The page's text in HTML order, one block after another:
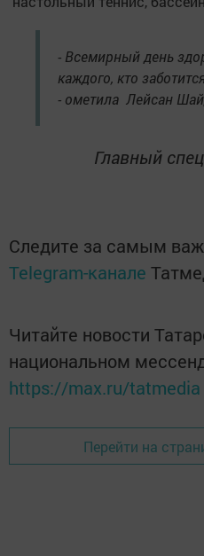
- Всемирный день
каждого, кто
- ометила Лейсан
Главный
Следите за самым
Telegram-канале
Читайте новости
национальном
https://max.ru/tatmedia
Перейти на